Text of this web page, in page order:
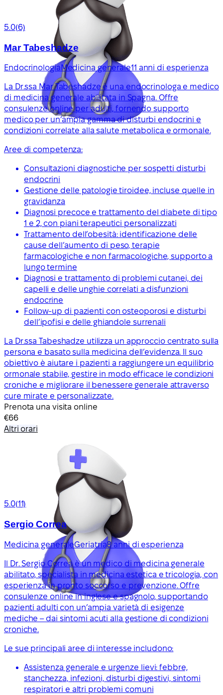
5.0(6)
Mar Tabeshadze
Endocrinologia Medicina generale11 anni di esperienza
La Dr.ssa Mar Tabeshadze è una endocrinologa e medico
di medicina generale abilitata in Spagna. Offre
consulenze online per adulti, fornendo supporto
medico per un’ampia gamma di disturbi endocrini e
condizioni correlate alla salute metabolica e ormonale.
Aree di competenza:
Consultazioni diagnostiche per sospetti disturbi
endocrini
Gestione delle patologie tiroidee, incluse quelle in
gravidanza
Diagnosi precoce e trattamento del diabete di tipo
1 e 2, con piani terapeutici personalizzati
Trattamento dell’obesità: identificazione delle
cause dell’aumento di peso, terapie
farmacologiche e non farmacologiche, supporto a
lungo termine
Diagnosi e trattamento di problemi cutanei, dei
capelli e delle unghie correlati a disfunzioni
endocrine
Follow-up di pazienti con osteoporosi e disturbi
dell’ipofisi e delle ghiandole surrenali
La Dr.ssa Tabeshadze utilizza un approccio centrato sulla
persona e basato sulla medicina dell’evidenza. Il suo
obiettivo è aiutare i pazienti a raggiungere un equilibrio
ormonale stabile, gestire in modo efficace le condizioni
croniche e migliorare il benessere generale attraverso
cure mirate e personalizzate.
Prenota una visita online
€66
Altri orari
5.0(11)
Sergio Correa
Medicina generaleGeriatria8 anni di esperienza
Il Dr. Sergio Correa è un medico di medicina generale
abilitato, specialista in medicina estetica e tricologia, con
esperienza in pronto soccorso e prevenzione. Offre
consulenze online in inglese e spagnolo, supportando
pazienti adulti con un’ampia varietà di esigenze
mediche – dai sintomi acuti alla gestione di condizioni
croniche.
Le sue principali aree di interesse includono:
Assistenza generale e urgenze lievi: febbre,
stanchezza, infezioni, disturbi digestivi, sintomi
respiratori e altri problemi comuni